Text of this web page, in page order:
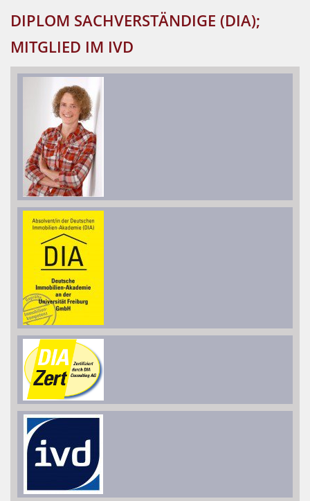
DIPLOM SACHVERSTÄNDIGE (DIA);
MITGLIED IM IVD